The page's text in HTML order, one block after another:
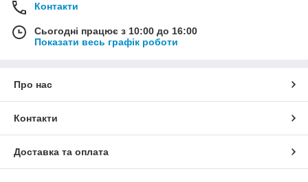
Контакти
Сьогодні працює з 10:00 до 16:00
Показати весь графік роботи
Про нас
Контакти
Доставка та оплата